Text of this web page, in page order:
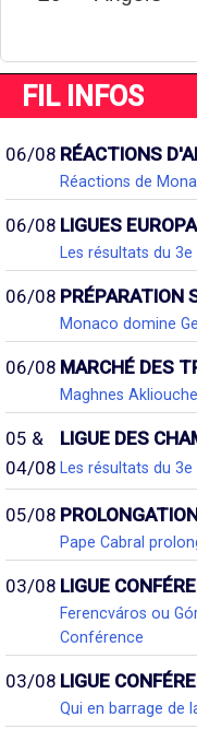
FIL INFOS
06/08 RÉACTIONS
Réactions de
06/08 LIGUES
Les résultats du
06/08 PRÉPARATION
Monaco domine
06/08 MARCHÉ DES
Maghnes
05 &
04/08
LIGUE DES
Les résultats du
05/08
Pape Cabral
03/08 LIGUE
Ferencváros ou
Conférence
03/08 LIGUE
Qui en barrage de